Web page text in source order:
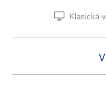
Klasická